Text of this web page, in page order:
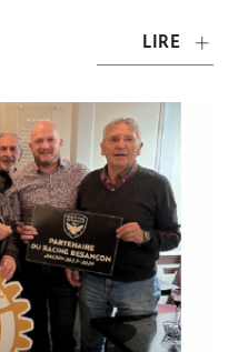
LIRE